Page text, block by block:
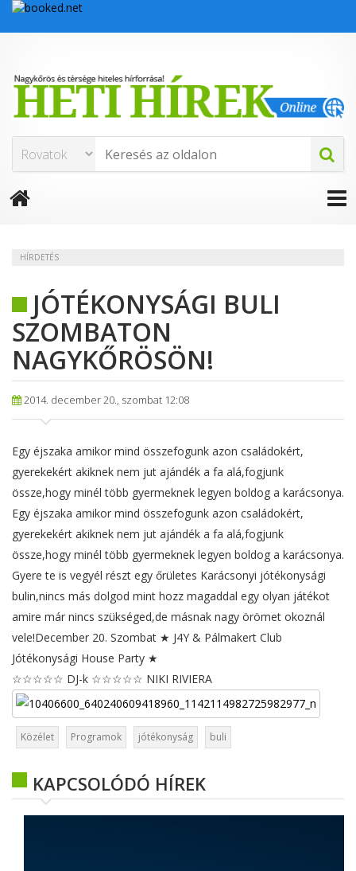
HÍRDETÉS
JÓTÉKONYSÁGI BULI
SZOMBATON
NAGYKŐRÖSÖN!
2014. december 20., szombat 12:08
Egy éjszaka amikor mind összefogunk azon családokért,
gyerekekért akiknek nem jut ajándék a fa alá,fogjunk
össze,hogy minél több gyermeknek legyen boldog a karácsonya.
Egy éjszaka amikor mind összefogunk azon családokért,
gyerekekért akiknek nem jut ajándék a fa alá,fogjunk
össze,hogy minél több gyermeknek legyen boldog a karácsonya.
Gyere te is vegyél részt egy őrületes Karácsonyi jótékonysági
bulin,nincs más dolgod mint hozz magaddal egy olyan játékot
amire már nincs szükséged,de másnak nagy örömet okoznál
vele!December 20. Szombat ★ J4Y & Pálmakert Club
Jótékonysági House Party ★
☆☆☆☆☆ DJ-k ☆☆☆☆☆ NIKI RIVIERA
Közélet Programok jótékonyság buli
KAPCSOLÓDÓ HÍREK